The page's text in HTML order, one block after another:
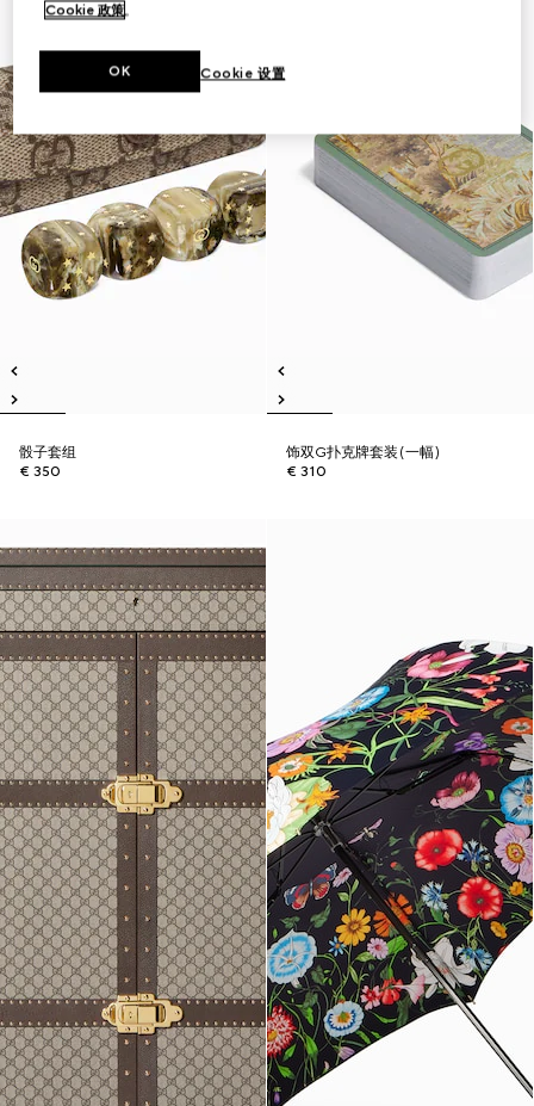
骰子套组
€ 350
饰双G扑克牌套装(一幅)
€ 310
Cookie 政策。
Cookie 设置
OK